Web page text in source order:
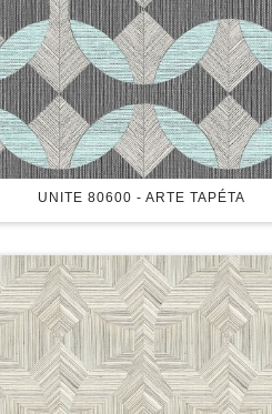
UNITE 80600 - ARTE TAPÉTA